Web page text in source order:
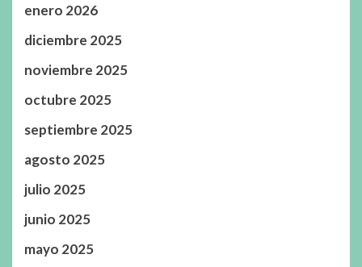
enero 2026
diciembre 2025
noviembre 2025
octubre 2025
septiembre 2025
agosto 2025
julio 2025
junio 2025
mayo 2025